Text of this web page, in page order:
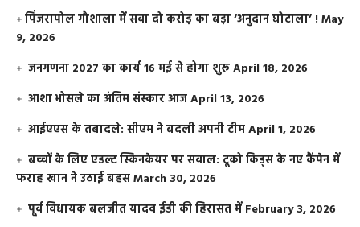
​पिंजरापोल गौशाला में सवा दो करोड़ का बड़ा ‘अनुदान घोटाला’ !May
9, 2026
जनगणना 2027 का कार्य 16 मई से होगा शुरूApril 18, 2026
आशा भोसले का अंतिम संस्कार आजApril 13, 2026
आईएएस के तबादले: सीएम ने बदली अपनी टीमApril 1, 2026
बच्चों के लिए एडल्ट स्किनकेयर पर सवाल: टूको किड्स के नए कैंपेन में
फराह खान ने उठाई बहसMarch 30, 2026
पूर्व विधायक बलजीत यादव ईडी की हिरासत में February 3, 2026